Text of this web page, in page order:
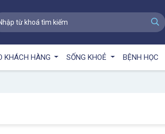
KHÁCH HÀNG SỐNG KHOẺ BỆNH HỌC